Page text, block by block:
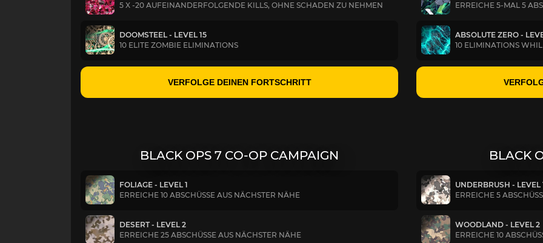
5 X -20 AUFEINANDERFOLGENDE KILLS, OHNE SCHADEN ZU NEHMEN
DOOMSTEEL - LEVEL 15
10 ELITE ZOMBIE ELIMINATIONS
VERFOLGE DEINEN FORTSCHRITT
ERREICHE 5-MAL 5
ABSOLUTE ZERO -
10 ELIMINATIONS
BLACK OPS 7 CO-OP CAMPAIGN
FOLIAGE - LEVEL 1
ERREICHE 10 ABSCHÜSSE AUS NÄCHSTER NÄHE
DESERT - LEVEL 2
ERREICHE 25 ABSCHÜSSE AUS NÄCHSTER NÄHE
BLACK
UNDERBRUSH - LEVEL
ERREICHE 5
WOODLAND - LEVEL 2
ERREICHE 10